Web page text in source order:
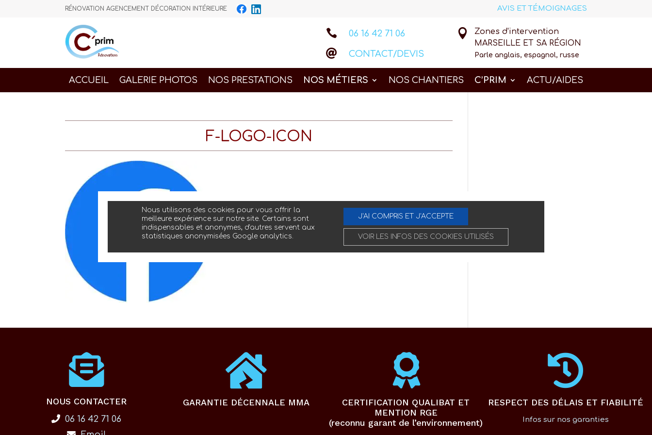
RÉNOVATION AGENCEMENT DÉCORATION INTÉRIEURE AVIS ET TÉMOIGNAGES
 06 16 42 71 06
 CONTACT/DEVIS

Zones d'intervention
MARSEILLE ET SA RÉGION
Parle anglais, espagnol, russe
ACCUEIL GALERIE PHOTOS NOS PRESTATIONS NOS MÉTIERS NOS CHANTIERS C’PRIM ACTU/AIDES
F-LOGO-ICON
NOUS CONTACTER
06 16 42 71 06
GARANTIE DÉCENNALE MMA
CERTIFICATION QUALIBAT ET
MENTION RGE
(reconnu garant de l’environnement)
RESPECT DES DÉLAIS ET FIABILITÉ
Infos sur nos garanties
Nous utilisons des cookies pour vous offrir la
meilleure expérience sur notre site. Certains sont
indispensables et anonymes, d'autres servent aux
statistiques anonymisées Google analytics.
J'AI COMPRIS ET J'ACCEPTE
VOIR LES INFOS DES COOKIES UTILISÉS